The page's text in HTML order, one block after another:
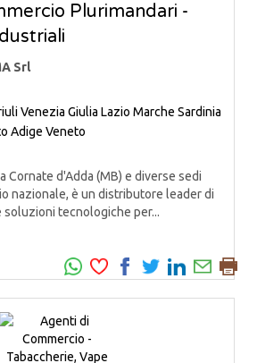
Plurimandari -
Srl
Venezia Giulia Lazio Marche Sardinia
Adige Veneto
Cornate d'Adda (MB) e diverse sedi
nazionale, è un distributore leader di
soluzioni tecnologiche per...